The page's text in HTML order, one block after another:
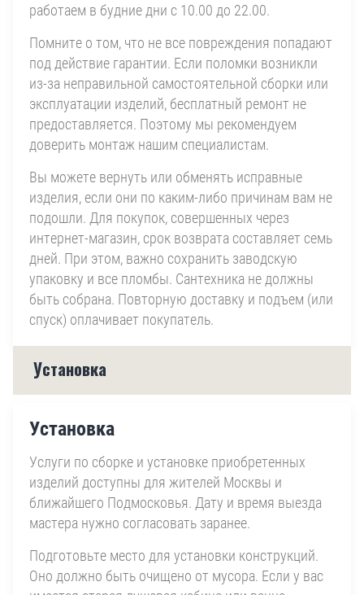
работаем в будние дни с 10.00 до 22.00.
Помните о том, что не все повреждения попадают
под действие гарантии. Если поломки возникли
из-за неправильной самостоятельной сборки или
эксплуатации изделий, бесплатный ремонт не
предоставляется. Поэтому мы рекомендуем
доверить монтаж нашим специалистам.
Вы можете вернуть или обменять исправные
изделия, если они по каким-либо причинам вам не
подошли. Для покупок, совершенных через
интернет-магазин, срок возврата составляет семь
дней. При этом, важно сохранить заводскую
упаковку и все пломбы. Сантехника не должны
быть собрана. Повторную доставку и подъем (или
спуск) оплачивает покупатель.
Установка
Установка
Услуги по сборке и установке приобретенных
изделий доступны для жителей Москвы и
ближайшего Подмосковья. Дату и время выезда
мастера нужно согласовать заранее.
Подготовьте место для установки конструкций.
Оно должно быть очищено от мусора. Если у вас